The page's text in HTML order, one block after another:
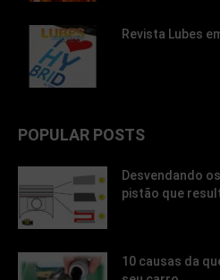
Revista Lubes
POPULAR POSTS
Desvendando
pistão que
10 causas da